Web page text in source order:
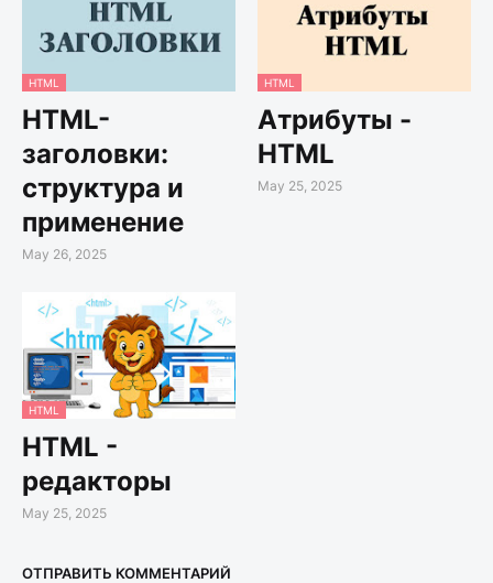
HTML
HTML-
заголовки:
структура и
применение
May 26, 2025
HTML
Атрибуты -
HTML
May 25, 2025
HTML
HTML -
редакторы
May 25, 2025
ОТПРАВИТЬ КОММЕНТАРИЙ